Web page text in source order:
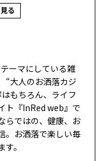
る
ーマにしている雑
“大人のお洒落カジ
もちろん、ライフ
ト『InRed web』で
らではの、健康、お
。お洒落で楽しい毎
。